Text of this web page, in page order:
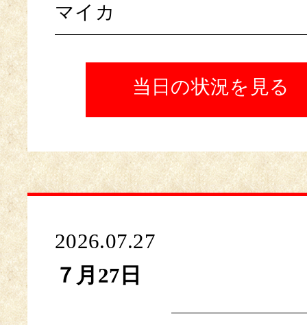
マイカ
当日の状況を見る
2026.07.27
７月27日